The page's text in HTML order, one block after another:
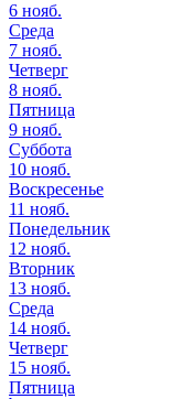
6 нояб.
Среда
7 нояб.
Четверг
8 нояб.
Пятница
9 нояб.
Суббота
10 нояб.
Воскресенье
11 нояб.
Понедельник
12 нояб.
Вторник
13 нояб.
Среда
14 нояб.
Четверг
15 нояб.
Пятница